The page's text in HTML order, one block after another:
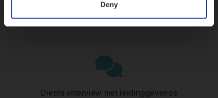
Deny
Diepte-interview met leidinggevende